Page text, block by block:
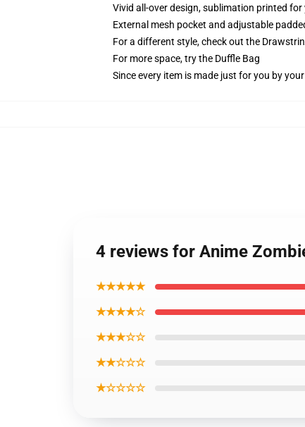
Vivid all-over design, sublimation printed
External mesh pocket and adjustable
For a different style, check out the
For more space, try the Duffle Bag
Since every item is made just for you by
4 reviews for Anime
★★★★★
★★★★☆
★★★☆☆
★★☆☆☆
★☆☆☆☆